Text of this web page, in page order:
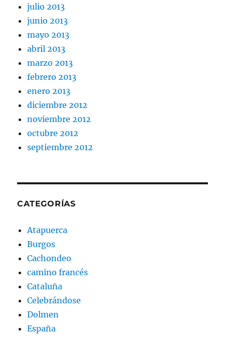
julio 2013
junio 2013
mayo 2013
abril 2013
marzo 2013
febrero 2013
enero 2013
diciembre 2012
noviembre 2012
octubre 2012
septiembre 2012
CATEGORÍAS
Atapuerca
Burgos
Cachondeo
camino francés
Cataluña
Celebrándose
Dolmen
España